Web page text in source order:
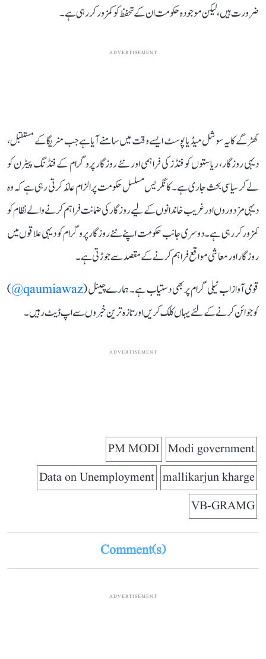
ضرورت ہیں، لیکن موجودہ حکومت ان کے تحفظ کو کمزور کر رہی ہے۔
ADVERTISEMENT
کھڑگے کا یہ سوشل میڈیا پوسٹ ایسے وقت میں سامنے آیا ہے جب منریگا کے مستقبل،
دیہی روزگار، ریاستوں کو فنڈز کی فراہمی اور نئے روزگار پروگرام کے فنڈنگ پیٹرن کو
لے کر سیاسی بحث جاری ہے۔ کانگریس مسلسل حکومت پر الزام عائد کرتی رہی ہے کہ وہ
دیہی مزدوروں اور غریب خاندانوں کے لیے روزگار کی ضمانت فراہم کرنے والے نظام کو
کمزور کر رہی ہے۔ دوسری جانب حکومت اپنے نئے روزگار پروگرام کو دیہی علاقوں میں
روزگار اور معاشی مواقع فراہم کرنے کے مقصد سے جوڑتی ہے۔
قومی آواز اب ٹیلی گرام پر بھی دستیاب ہے۔ ہمارے چینل (qaumiawaz@
)
کو جوائن کرنے کے لئے یہاں کلک کریں اور تازہ ترین خبروں سے اپ ڈیٹ رہیں۔
ADVERTISEMENT
Modi government
PM MODI
mallikarjun kharge
Data on Unemployment
VB-GRAMG
Comment(s)
ADVERTISEMENT